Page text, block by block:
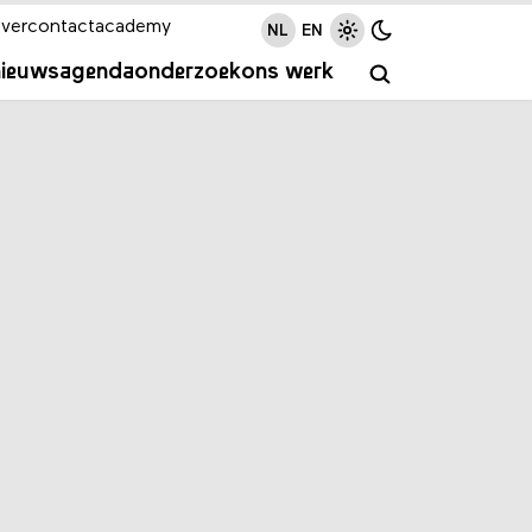
agendaonderzoekons werk
contactacademy NL EN